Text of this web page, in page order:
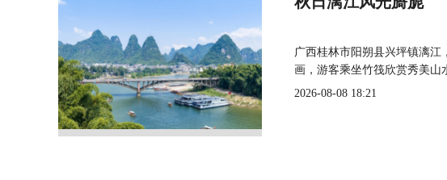
广西桂林市阳朔县兴坪镇漓江
画，游客乘坐竹筏欣赏秀美山
2026-08-08 18:21